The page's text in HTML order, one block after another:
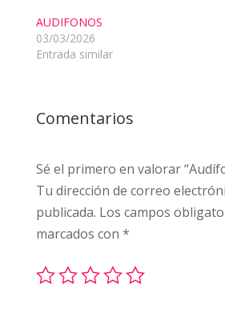
AUDIFONOS
03/03/2026
Entrada similar
Comentarios
Sé el primero en valorar
Tu dirección de correo
publicada. Los campos
marcados con *